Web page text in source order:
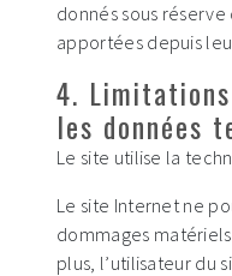
donnés sous
apportées depuis
4.
les données
Le site utilise la
Le site Internet ne
dommages
plus, l’utilisateur du